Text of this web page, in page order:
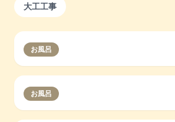
大工工事
お風呂
お風呂